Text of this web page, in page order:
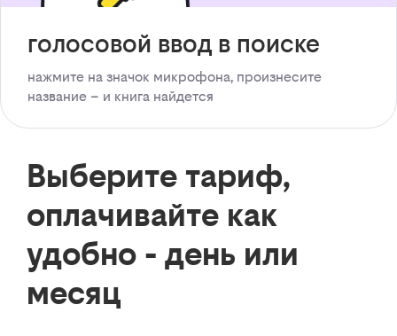
голосовой ввод в поиске
нажмите на значок микрофона, произнесите
название – и книга найдется
Выберите тариф,
оплачивайте как
удобно - день или
месяц